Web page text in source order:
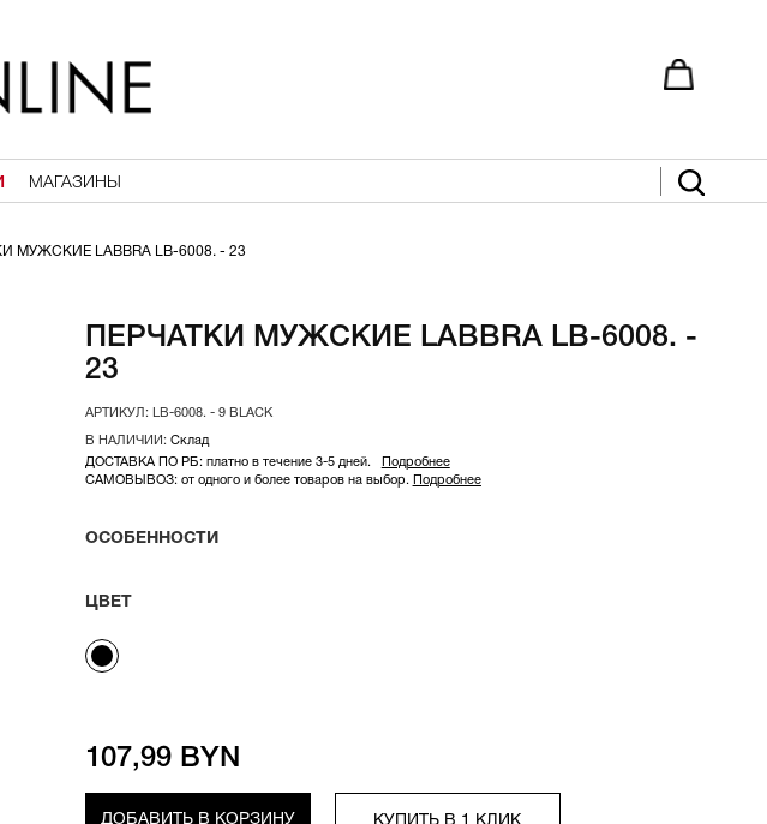
МАГАЗИНЫ
МУЖСКИЕ LABBRA LB-6008. - 23
ПЕРЧАТКИ МУЖСКИЕ LABBRA LB-6008. -
23
LB-6008. - 9 BLACK
Склад
ДОСТАВКА ПО РБ: платно в течение 3-5 дней.
Подробнее
САМОВЫВОЗ: от одного и более товаров на выбор.
Подробнее
ОСОБЕННОСТИ
ЦВЕТ
107,99 BYN
ДОБАВИТЬ В КОРЗИНУ